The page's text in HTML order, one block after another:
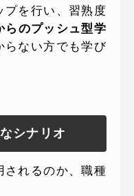
プを行い、習熟度
らのプッシュ型学
らない方でも学び
シナリオ
されるのか、職種